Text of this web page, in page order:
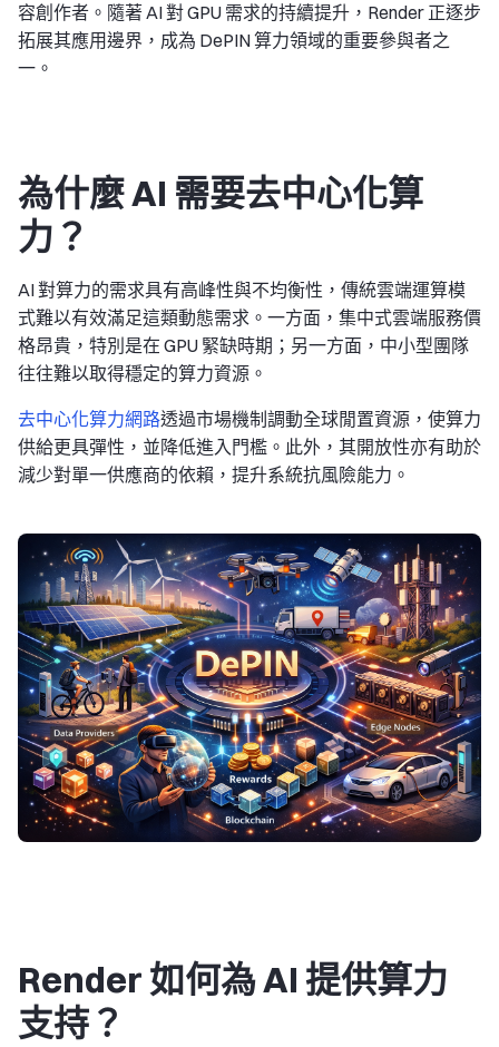
容創作者。隨著 AI 對 GPU 需求的持續提升，Render 正逐步
拓展其應用邊界，成為 DePIN 算力領域的重要參與者之
一。
為什麼 AI 需要去中心化算
力？
AI 對算力的需求具有高峰性與不均衡性，傳統雲端運算模
式難以有效滿足這類動態需求。一方面，集中式雲端服務價
格昂貴，特別是在 GPU 緊缺時期；另一方面，中小型團隊
往往難以取得穩定的算力資源。
去中心化算力網路透過市場機制調動全球閒置資源，使算力
供給更具彈性，並降低進入門檻。此外，其開放性亦有助於
減少對單一供應商的依賴，提升系統抗風險能力。
Render 如何為 AI 提供算力
支持？